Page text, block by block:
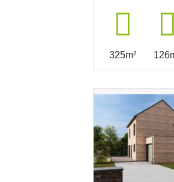
325m²